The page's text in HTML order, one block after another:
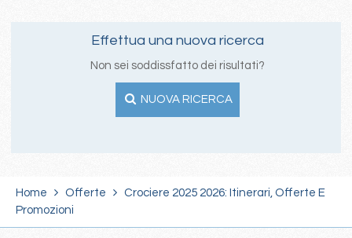
Effettua una nuova ricerca
Non sei soddissfatto dei risultati?
NUOVA RICERCA
Home Offerte
Crociere 2025 2026: Itinerari, Offerte E
Promozioni